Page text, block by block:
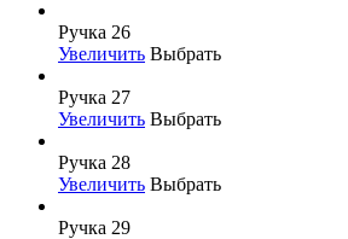
Ручка 26
Увеличить Выбрать
Ручка 27
Увеличить Выбрать
Ручка 28
Увеличить Выбрать
Ручка 29